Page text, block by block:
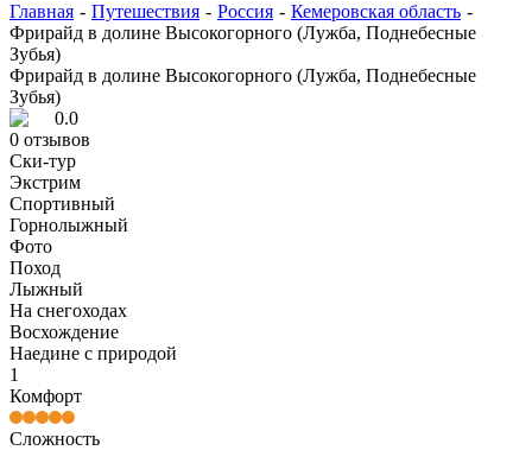
Главная - Путешествия - Россия - Кемеровская область -
Фрирайд в долине Высокогорного (Лужба, Поднебесные
Зубья)
Фрирайд в долине Высокогорного (Лужба, Поднебесные
Зубья)
0.0
0 отзывов
Ски-тур
Экстрим
Спортивный
Горнолыжный
Фото
Поход
Лыжный
На снегоходах
Восхождение
Наедине с природой
1
Комфорт
Сложность